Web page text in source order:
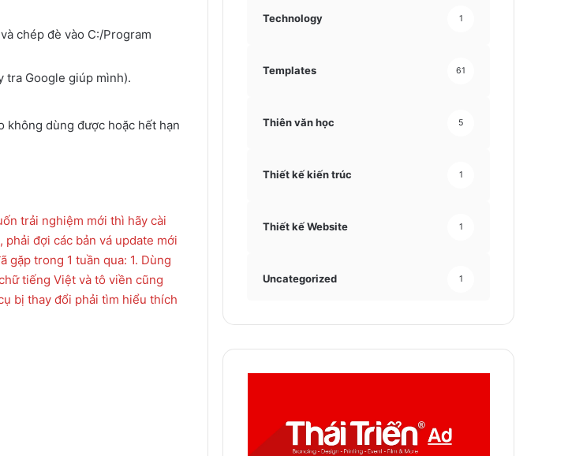
chép đè vào C:/Program
tra Google giúp mình).
không dùng được hoặc hết hạn
trải nghiệm mới thì hãy cài
đợi các bản vá update mới
gặp trong 1 tuần qua: 1. Dùng
tiếng Việt và tô viền cũng
bị thay đổi phải tìm hiểu thích
Technology 1
Templates 61
Thiên văn học 5
Thiết kế kiến trúc 1
Thiết kế Website 1
Uncategorized 1